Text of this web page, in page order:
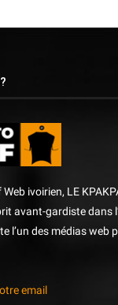
ivoirien, LE
avant-gardiste dans
l’un des médias web
email